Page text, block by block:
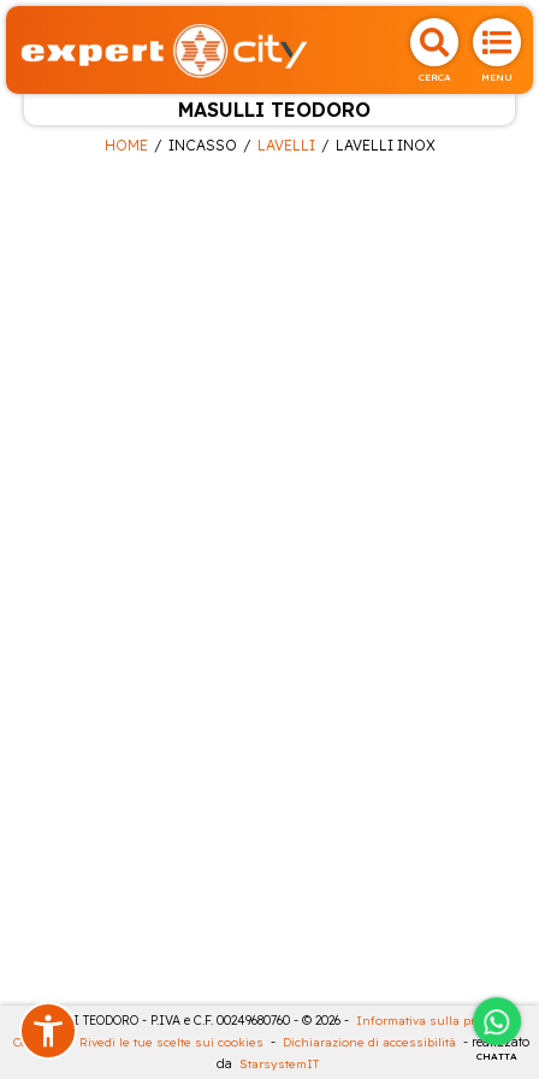
CERCA MENU
MASULLI TEODORO
CHATTA
HOME INCASSO LAVELLI LAVELLI INOX
MASULLI TEODORO - P.IVA e C.F. 00249680760 - © 2026 - Informativa sulla privacy -
Cookies
- Rivedi le tue scelte sui cookies - Dichiarazione di accessibilità - realizzato
da StarsystemIT